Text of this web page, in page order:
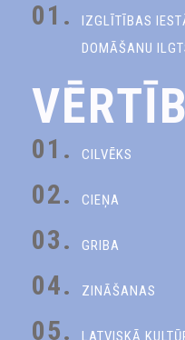
01.
IZGLĪTĪBAS
DOMĀŠANU
01. CILVĒKS
02. CIEŅA
03. GRIBA
04. ZINĀŠANAS
05. LATVISKĀ